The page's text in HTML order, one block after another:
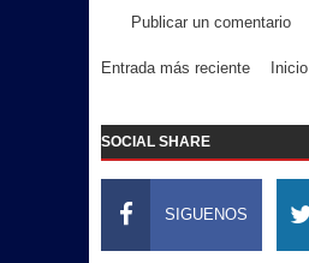
Publicar un comentario
Entrada más reciente Inicio
SOCIAL SHARE
SIGUENOS